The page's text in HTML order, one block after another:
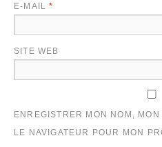
E-MAIL*
SITE WEB
ENREGISTRER MON NOM,
LE NAVIGATEUR POUR MON